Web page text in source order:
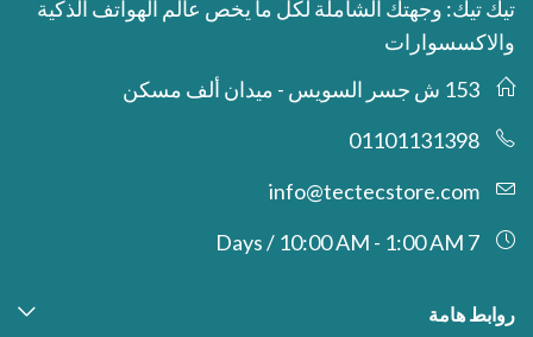
تيك تيك: وجهتك الشاملة لكل ما يخص عالم الهواتف الذكية
والاكسسوارات
153 ش جسر السويس - ميدان ألف مسكن
01101131398
info@tectecstore.com
7 Days / 10:00 AM - 1:00 AM
روابط هامة